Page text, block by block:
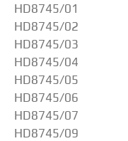
HD8745/01
HD8745/02
HD8745/03
HD8745/04
HD8745/05
HD8745/06
HD8745/07
HD8745/09